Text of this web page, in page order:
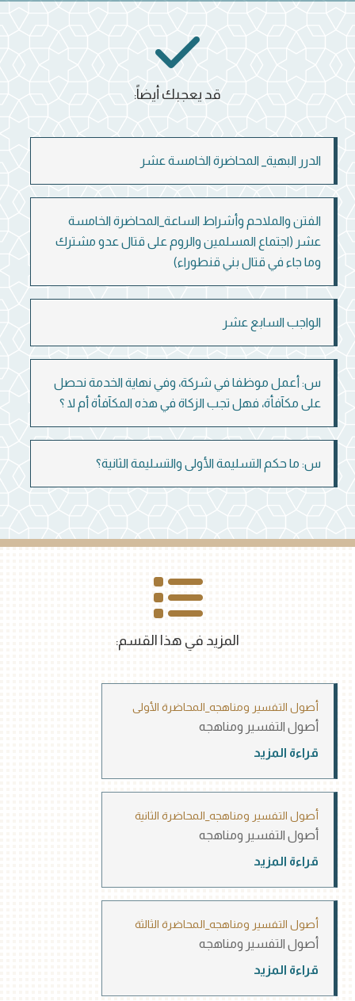
الدرر البهية_ المحاضرة الخامسة عشر
الفتن والملاحم وأشراط الساعة_المحاضرة الخامسة
عشر (اجتماع المسلمين والروم على قتال عدو مشترك
وما جاء في قتال بني قنطوراء)
الواجب السابع عشر
س: أعمل موظفا في شركة، وفي نهاية الخدمة نحصل
على مكآفأة، فهل تجب الزكاة في هذه المكآفأة أم لا ؟
س: ما حكم التسليمة الأولى والتسليمة الثانية؟
قد يعجبك أيضاً:
أصول التفسير ومناهجه_المحاضرة الأولى
أصول التفسير ومناهجه
قراءة المزيد
أصول التفسير ومناهجه_المحاضرة الثانية
أصول التفسير ومناهجه
قراءة المزيد
أصول التفسير ومناهجه_المحاضرة الثالثة
أصول التفسير ومناهجه
قراءة المزيد
المزيد في هذا القسم: